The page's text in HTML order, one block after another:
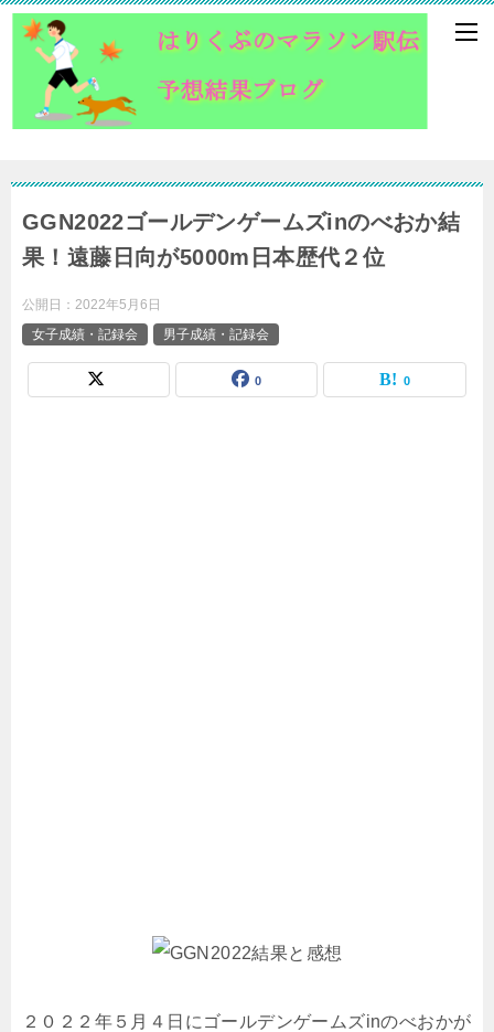
GGN2022ゴールデンゲームズinのべおか結
果！遠藤日向が5000m日本歴代２位
公開日： 2022年5月6日
女子成績・記録会
男子成績・記録会
0 0
２０２２年５月４日にゴールデンゲームズinのべおかが